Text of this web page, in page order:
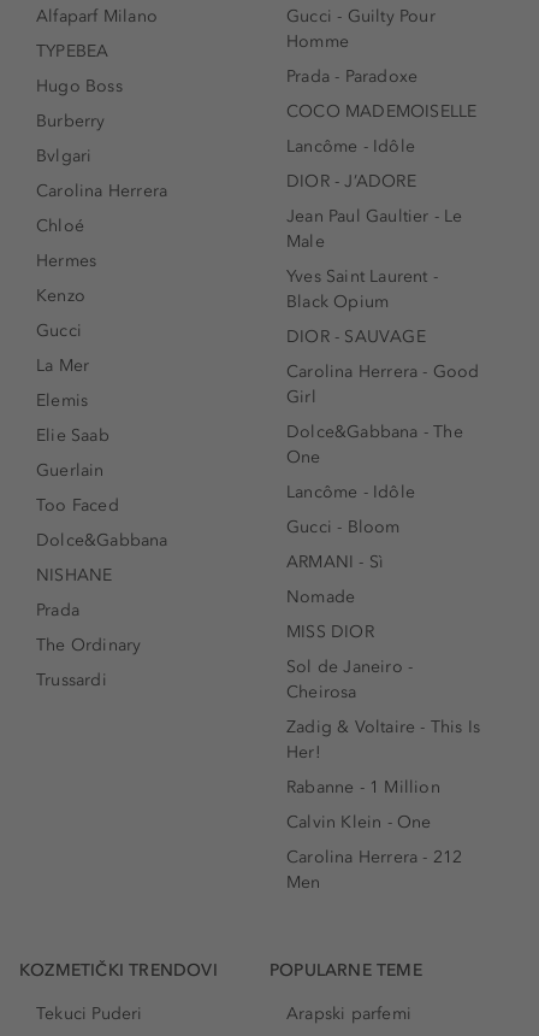
Alfaparf Milano
TYPEBEA
Hugo Boss
Burberry
Bvlgari
Carolina Herrera
Chloé
Hermes
Kenzo
Gucci
La Mer
Elemis
Elie Saab
Guerlain
Too Faced
Dolce&Gabbana
NISHANE
Prada
The Ordinary
Trussardi
Gucci - Guilty Pour
Homme
Prada - Paradoxe
COCO MADEMOISELLE
Lancôme - Idôle
DIOR - J’ADORE
Jean Paul Gaultier - Le
Male
Yves Saint Laurent -
Black Opium
DIOR - SAUVAGE
Carolina Herrera - Good
Girl
Dolce&Gabbana - The
One
Lancôme - Idôle
Gucci - Bloom
ARMANI - Sì
Nomade
MISS DIOR
Sol de Janeiro -
Cheirosa
Zadig & Voltaire - This Is
Her!
Rabanne - 1 Million
Calvin Klein - One
Carolina Herrera - 212
Men
KOZMETIČKI TRENDOVI
Tekuci Puderi
POPULARNE TEME
Arapski parfemi